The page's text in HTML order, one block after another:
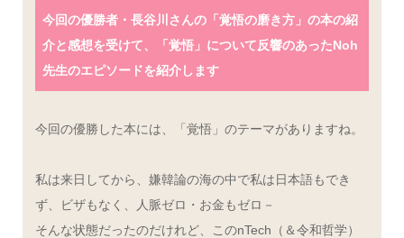
今回の優勝者・長谷川さんの「覚悟の磨き方」の本の紹
介と感想を受けて、「覚悟」について反響のあったNoh
先生のエピソードを紹介します
今回の優勝した本には、「覚悟」のテーマがありますね。
私は来日してから、嫌韓論の海の中で私は日本語もでき
ず、ビザもなく、人脈ゼロ・お金もゼロ－
そんな状態だったのだけれど、このnTech（＆令和哲学）